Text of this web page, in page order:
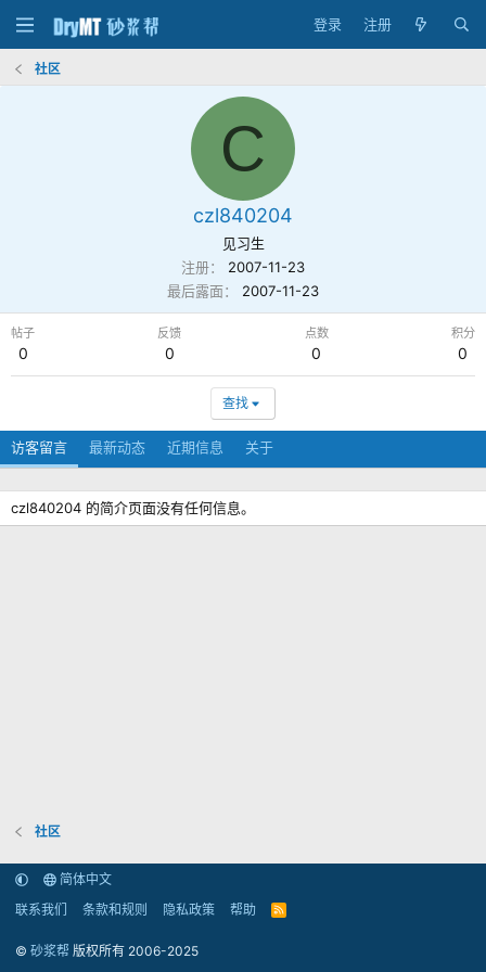
登录 注册
社区
C
czl840204
见习生
注册
2007-11-23
最后露面
2007-11-23
帖子
0
反馈
0
点数
0
积分
0
查找
访客留言 最新动态 近期信息 关于
czl840204 的简介页面没有任何信息。
社区
简体中文
联系我们
条款和规则 隐私政策 帮助
R
© 砂浆帮 版权所有 2006-2025